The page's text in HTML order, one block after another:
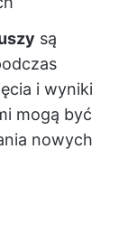
są
i wyniki
mogą być
nowych